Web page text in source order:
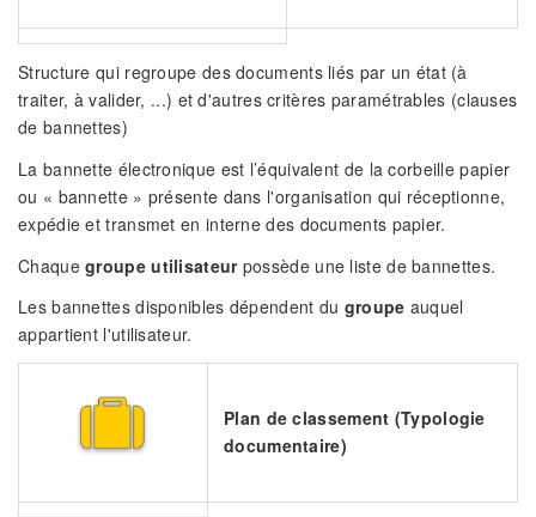
Structure qui regroupe des documents liés par un état (à
traiter, à valider, ...) et d'autres critères paramétrables (clauses
de bannettes)
La bannette électronique est l’équivalent de la corbeille papier
ou « bannette » présente dans l'organisation qui réceptionne,
expédie et transmet en interne des documents papier.
Chaquegroupe utilisateurpossède une liste de bannettes.
Les bannettes disponibles dépendent du groupe auquel
appartient l'utilisateur.
Plan de classement (Typologie
documentaire)